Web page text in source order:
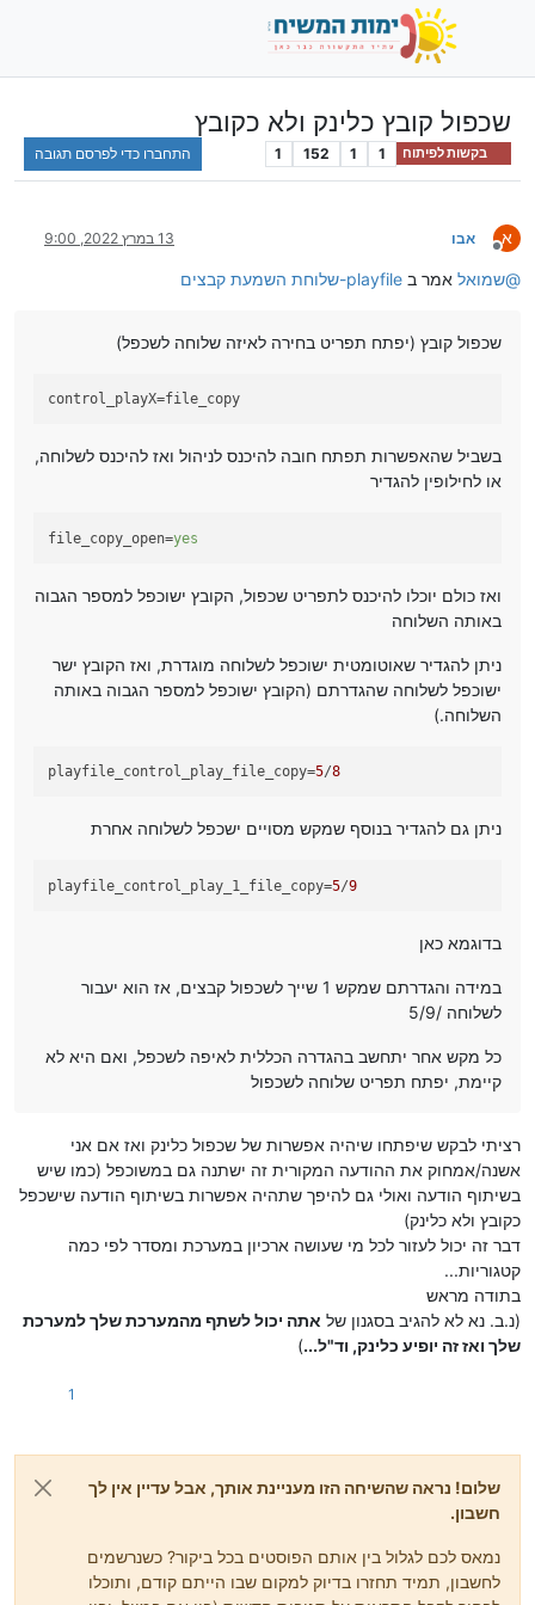
שכפול קובץ כלינק ולא כקובץ
בקשות לפיתוח 1
1
152
1 התחברו כדי לפרסם תגובה
א
מנותק
אבו 13 במרץ 2022, 9:00
@שמואל אמר ב
שכפול קובץ (יפתח תפריט בחירה לאיזה שלוחה לשכפל)
control_playX=file_copy
בשביל שהאפשרות תפתח חובה להיכנס לניהול ואז להיכנס לשלוחה,
או לחילופין להגדיר
file_copy_open=yes
ואז כולם יוכלו להיכנס לתפריט שכפול, הקובץ ישוכפל למספר הגבוה
באותה השלוחה
ניתן להגדיר שאוטומטית ישוכפל לשלוחה מוגדרת, ואז הקובץ ישר
ישוכפל לשלוחה שהגדרתם (הקובץ ישוכפל למספר הגבוה באותה
השלוחה.)
playfile_control_play_file_copy=5/8
ניתן גם להגדיר בנוסף שמקש מסויים ישכפל לשלוחה אחרת
playfile_control_play_1_file_copy=5/9
בדוגמא כאן
במידה והגדרתם שמקש 1 שייך לשכפול קבצים, אז הוא יעבור
לשלוחה /5/9
כל מקש אחר יתחשב בהגדרה הכללית לאיפה לשכפל, ואם היא לא
קיימת, יפתח תפריט שלוחה לשכפול
רציתי לבקש שיפתחו שיהיה אפשרות של שכפול כלינק ואז אם אני
אשנה/אמחוק את ההודעה המקורית זה ישתנה גם במשוכפל (כמו שיש
בשיתוף הודעה ואולי גם להיפך שתהיה אפשרות בשיתוף הודעה שישכפל
כקובץ ולא כלינק)
דבר זה יכול לעזור לכל מי שעושה ארכיון במערכת ומסדר לפי כמה
קטגוריות...
בתודה מראש
(נ.ב. נא לא להגיב בסגנון של אתה יכול לשתף מהמערכת שלך למערכת
שלך ואז זה יופיע כלינק, וד"ל...)
1
שלום! נראה שהשיחה הזו מעניינת אותך, אבל עדיין אין לך
חשבון.
נמאס לכם לגלול בין אותם הפוסטים בכל ביקור? כשנרשמים
לחשבון, תמיד תחזרו בדיוק למקום שבו הייתם קודם, ותוכלו